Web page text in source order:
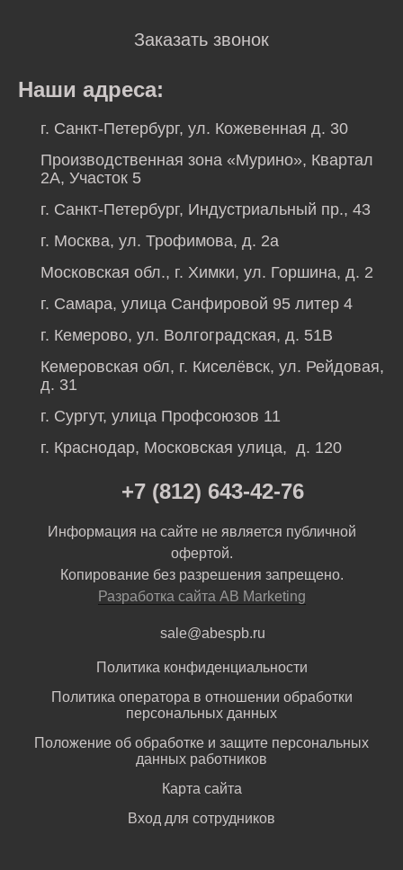
Заказать звонок
Наши адреса:
г. Санкт-Петербург, ул. Кожевенная д. 30
Производственная зона «Мурино», Квартал
2А, Участок 5
г. Санкт-Петербург, Индустриальный пр., 43
г. Москва, ул. Трофимова, д. 2а
Московская обл., г. Химки, ул. Горшина, д. 2
г. Самара, улица Санфировой 95 литер 4
г. Кемерово, ул. Волгоградская, д. 51В
Кемеровская обл, г. Киселёвск, ул. Рейдовая,
д. 31
г. Сургут, улица Профсоюзов 11
г. Краснодар, Московская улица, д. 120
+7 (812) 643-42-76
Информация на сайте не является публичной
офертой.
Копирование без разрешения запрещено.
Разработка сайта AB Marketing
sale@abespb.ru
Политика конфиденциальности
Политика оператора в отношении обработки
персональных данных
Положение об обработке и защите персональных
данных работников
Карта сайта
Вход для сотрудников